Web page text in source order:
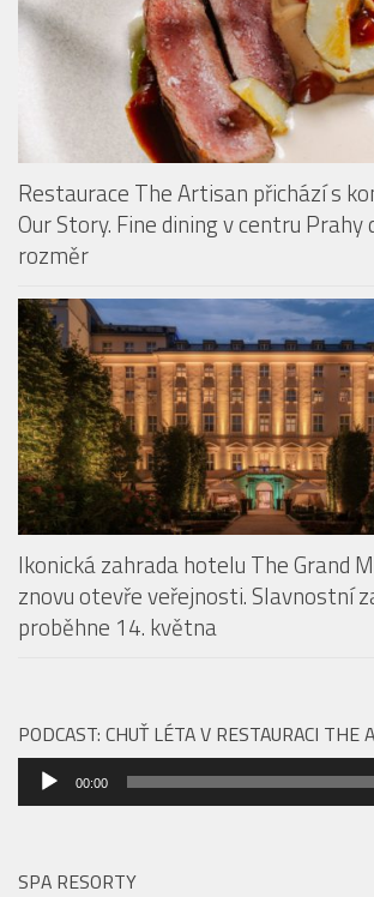
Restaurace The Artisan přichází s
Our Story. Fine dining v centru
rozměr
Ikonická zahrada hotelu The Grand
znovu otevře veřejnosti. Slavnostní
proběhne 14. května
PODCAST: CHUŤ LÉTA V RESTAURACI THE
Audio
přehrávač
00:00
SPA RESORTY